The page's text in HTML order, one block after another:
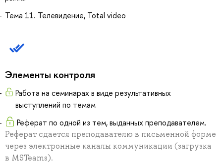
Тема 11. Телевидение, Total video
Элементы контроля
Работа на семинарах в виде результативных
выступлений по темам
Реферат по одной из тем, выданных преподавателем.
Реферат сдается преподавателю в письменной форме
через электронные каналы коммуникации (загрузка
в MSTeams).